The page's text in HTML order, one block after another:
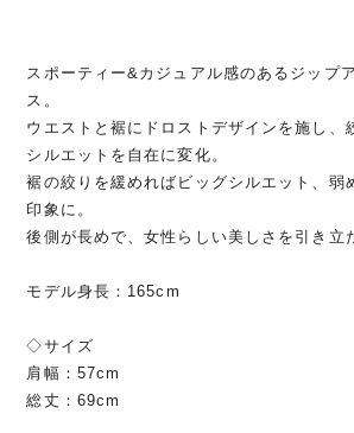
スポーティー&カジュアル感のあるジップ
ス。
ウエストと裾にドロストデザインを施し、
シルエットを自在に変化。
裾の絞りを緩めればビッグシルエット、弱
印象に。
後側が長めで、女性らしい美しさを引き立
モデル身長：165cm
◇サイズ
肩幅：57cm
総丈：69cm